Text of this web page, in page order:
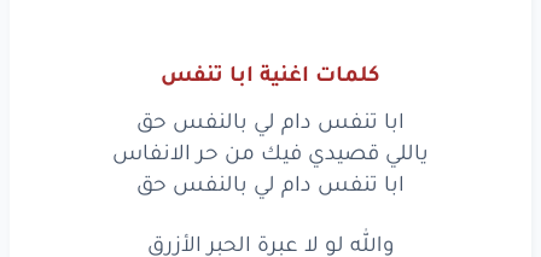
كلمات اغنية ابا تنفس
ابا تنفس دام لي بالنفس حق
ياللي قصيدي فيك من حر الانفاس
ابا تنفس دام لي بالنفس حق
والله لو لا عبرة الحبر الأزرق